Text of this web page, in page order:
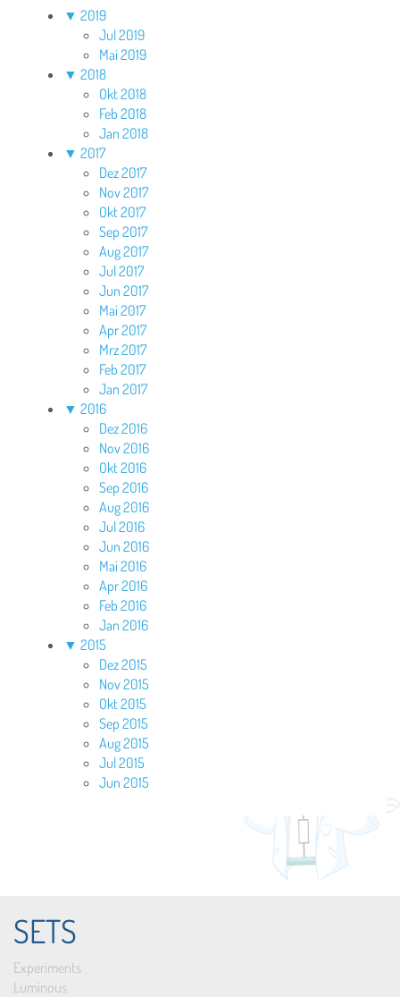
▼ 2019
Jul 2019
Mai 2019
▼ 2018
Okt 2018
Feb 2018
Jan 2018
▼ 2017
Dez 2017
Nov 2017
Okt 2017
Sep 2017
Aug 2017
Jul 2017
Jun 2017
Mai 2017
Apr 2017
Mrz 2017
Feb 2017
Jan 2017
▼ 2016
Dez 2016
Nov 2016
Okt 2016
Sep 2016
Aug 2016
Jul 2016
Jun 2016
Mai 2016
Apr 2016
Feb 2016
Jan 2016
▼ 2015
Dez 2015
Nov 2015
Okt 2015
Sep 2015
Aug 2015
Jul 2015
Jun 2015
SETS
Experiments
Luminous